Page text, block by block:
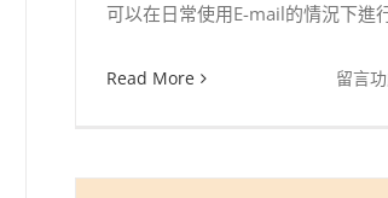
可以在日常使用E-mail的情況下進
Read More
在
E-
留言